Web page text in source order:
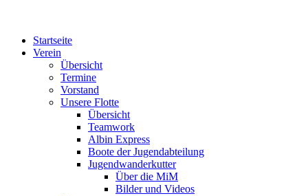
Startseite
Verein
Übersicht
Termine
Vorstand
Unsere Flotte
Übersicht
Teamwork
Albin Express
Boote der Jugendabteilung
Jugendwanderkutter
Über die MiM
Bilder und Videos